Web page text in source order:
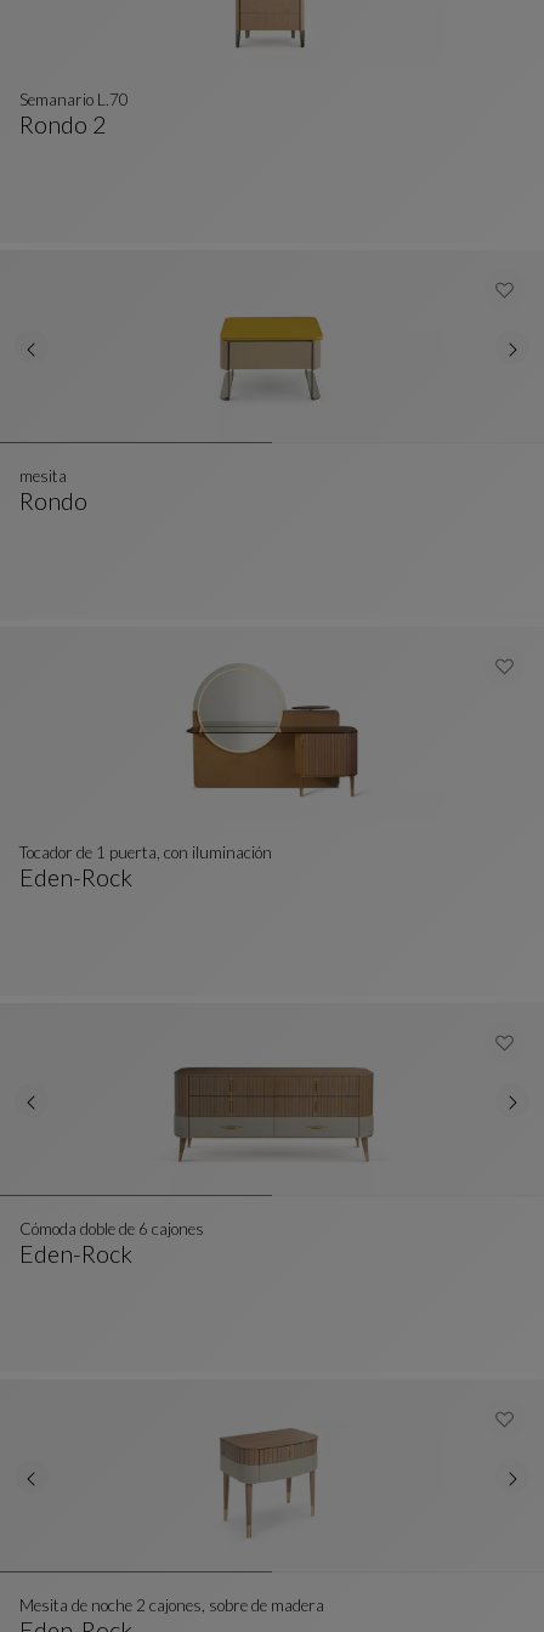
Rondo 2
Semanario L.70
Rondo
mesita
Eden-Rock
Tocador de 1 puerta, con iluminación
Eden-Rock
Cómoda doble de 6 cajones
Mesita de noche 2 cajones, sobre de madera